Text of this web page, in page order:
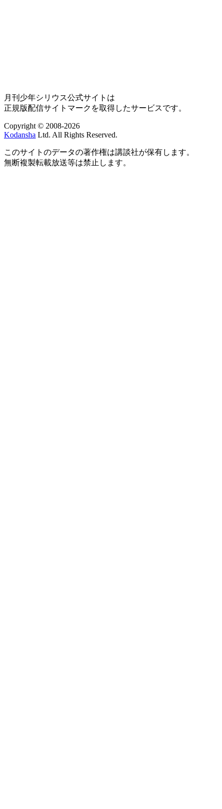
月刊少年シリウス公式サイトは
正規版配信サイトマークを取得したサービスです。
Copyright © 2008-2026
Kodansha Ltd. All Rights Reserved.
このサイトのデータの著作権は講談社が保有します。
無断複製転載放送等は禁止します。